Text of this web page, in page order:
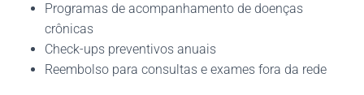
Programas de acompanhamento de doenças
crônicas
Check-ups preventivos anuais
Reembolso para consultas e exames fora da rede